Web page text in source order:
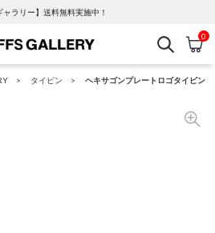
ャラリー】送料無料実施中！
Cuffs Gallery
検索 カ
0
タイピン ヘキサゴンプレートロゴタイピン